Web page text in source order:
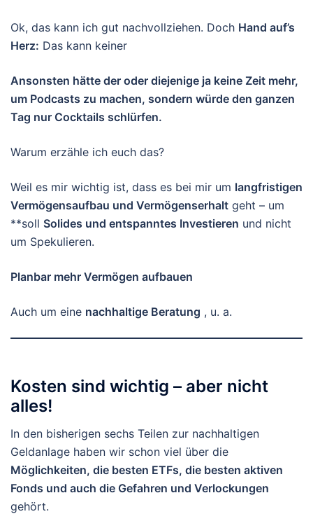
Ok, das kann ich gut nachvollziehen. Doch Hand auf’s
Herz: Das kann keiner
Ansonsten hätte der oder diejenige ja keine Zeit mehr,
um Podcasts zu machen, sondern würde den ganzen
Tag nur Cocktails schlürfen.
Warum erzähle ich euch das?
Weil es mir wichtig ist, dass es bei mir um langfristigen
Vermögensaufbau und Vermögenserhalt geht – um
**soll Solides und entspanntes Investieren und nicht
um Spekulieren.
Planbar mehr Vermögen aufbauen
Auch um eine nachhaltige Beratung , u. a.
Kosten sind wichtig – aber nicht
alles!
In den bisherigen sechs Teilen zur nachhaltigen
Geldanlage haben wir schon viel über die
Möglichkeiten, die besten ETFs, die besten aktiven
Fonds und auch die Gefahren und Verlockungen
gehört.